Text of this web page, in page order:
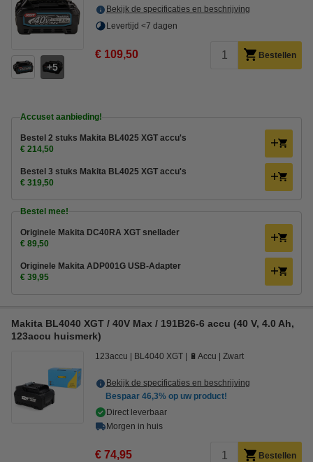
5
Bekijk de specificaties en beschrijving
Levertijd <7 dagen
€ 109,50 Bestellen
Accuset aanbieding!
Bestel 2 stuks Makita BL4025 XGT accu's
€ 214,50
Bestel 3 stuks Makita BL4025 XGT accu's
€ 319,50
Bestel mee!
Originele Makita DC40RA XGT snellader
€ 89,50
Originele Makita ADP001G USB-Adapter
€ 39,95
Makita BL4040 XGT / 40V Max / 191B26-6 accu (40 V, 4.0 Ah,
123accu huismerk)
123accu BL4040 XGT 🔋Accu Zwart
Bekijk de specificaties en beschrijving
Bespaar 46,3% op uw product!
Direct leverbaar
Morgen in huis
€ 74,95 Bestellen